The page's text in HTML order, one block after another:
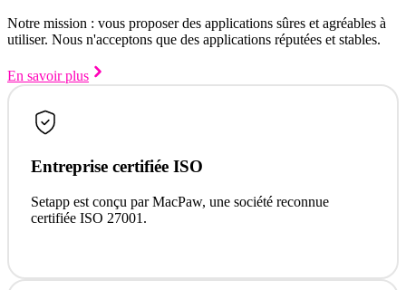
Notre mission : vous proposer des applications sûres et agréables à
utiliser. Nous n'acceptons que des applications réputées et stables.
En savoir plus
Entreprise certifiée ISO
Setapp est conçu par MacPaw, une société reconnue
certifiée ISO 27001.